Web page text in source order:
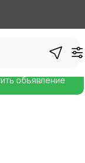
объявление